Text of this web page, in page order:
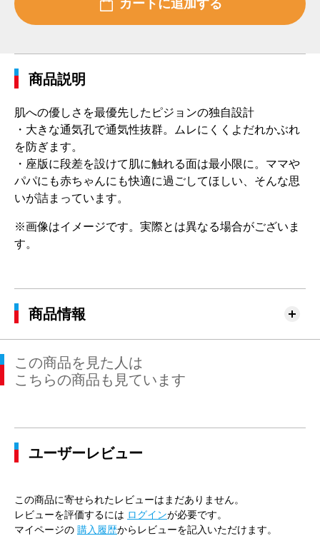
商品説明
肌への優しさを最優先したピジョンの独自設計
・大きな通気孔で通気性抜群。ムレにくくよだれかぶれ
を防ぎます。
・座版に段差を設けて肌に触れる面は最小限に。ママや
パパにも赤ちゃんにも快適に過ごしてほしい、そんな思
いが詰まっています。
※画像はイメージです。実際とは異なる場合がございま
す。
商品情報
この商品を見た人は
こちらの商品も見ています
ユーザーレビュー
この商品に寄せられたレビューはまだありません。
レビューを評価するには ログインが必要です。
マイページの 購入履歴からレビューを記入いただけます。